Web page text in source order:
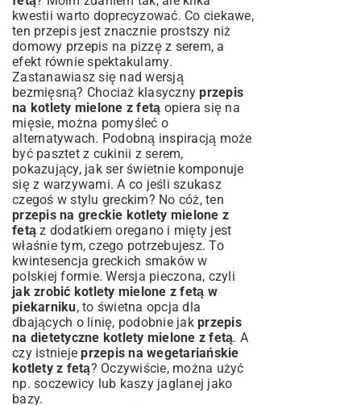
kwestii warto doprecyzować. Co ciekawe,
ten przepis jest znacznie prostszy niż
domowy przepis na pizzę z serem, a
efekt równie spektakularny.
Zastanawiasz się nad wersją
bezmięsną? Chociaż klasycznyprzepis
na kotlety mielone z fetą opiera się na
mięsie, można pomyśleć o
alternatywach. Podobną inspiracją może
być pasztet z cukinii z serem,
pokazujący, jak ser świetnie komponuje
się z warzywami. A co jeśli szukasz
czegoś w stylu greckim? No cóż, ten
przepis na greckie kotlety mielone z
fetą z dodatkiem oregano i mięty jest
właśnie tym, czego potrzebujesz. To
kwintesencja greckich smaków w
polskiej formie. Wersja pieczona, czyli
jak zrobić kotlety mielone z fetą w
piekarniku, to świetna opcja dla
dbających o linię, podobnie jak przepis
na dietetyczne kotlety mielone z fetą. A
czy istniejeprzepis na wegetariańskie
kotlety z fetą? Oczywiście, można użyć
np. soczewicy lub kaszy jaglanej jako
bazy.